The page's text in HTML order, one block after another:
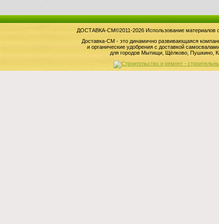
ДОСТАВКА-СМ©2011-2026 Использование материалов
Доставка-СМ - это динамично развивающаяся
и органические удобрения с доставкой
для городов Мытищи, Щёлково, Пушкино,